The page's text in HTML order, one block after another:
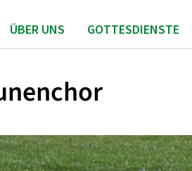
ÜBER UNS GOTTESDIENSTE